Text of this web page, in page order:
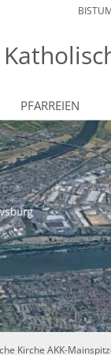
PFARREIEN
Kirche AKK-